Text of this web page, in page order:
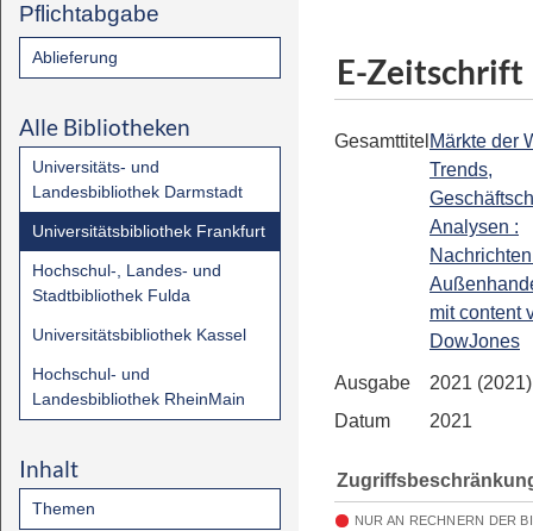
Pflichtabgabe
Ablieferung
Alle Bibliotheken
Universitäts- und
Landesbibliothek Darmstadt
Universitätsbibliothek Frankfurt
Hochschul-, Landes- und
Stadtbibliothek Fulda
Universitätsbibliothek Kassel
Hochschul- und
Landesbibliothek RheinMain
Inhalt
Themen
E-Zeitschrift
Gesamttitel Märkte der
Trends,
Analysen :
mit content
DowJones
Ausgabe
2021
Datum
2021
NUR AN RECHNERN DER